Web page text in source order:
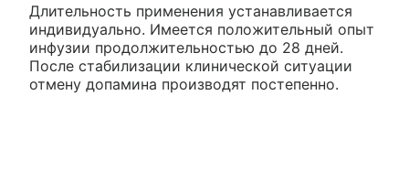
Длительность применения устанавливается
индивидуально. Имеется положительный опыт
инфузии продолжительностью до 28 дней.
После стабилизации клинической ситуации
отмену допамина производят постепенно.